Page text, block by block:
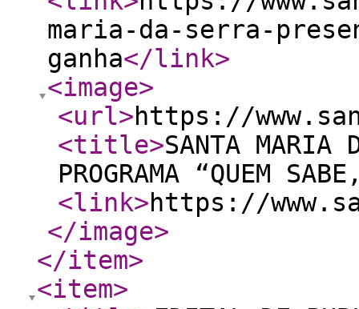
maria-da-serra-
ganha</link>
<image>
<url>https://
<title>SANTA MARIA
PROGRAMA “QUEM
<link>https://
</image>
</item>
<item>